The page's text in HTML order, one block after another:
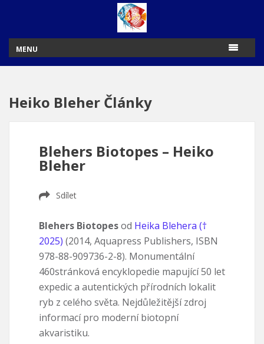
MENU
Heiko Bleher Články
Blehers Biotopes – Heiko
Bleher
Sdílet
Blehers Biotopesod Heika Blehera (†
2025) (2014, Aquapress Publishers, ISBN
978-88-909736-2-8). Monumentální
460stránková encyklopedie mapující 50 let
expedic a autentických přírodních lokalit
ryb z celého světa. Nejdůležitější zdroj
informací pro moderní biotopní
akvaristiku.